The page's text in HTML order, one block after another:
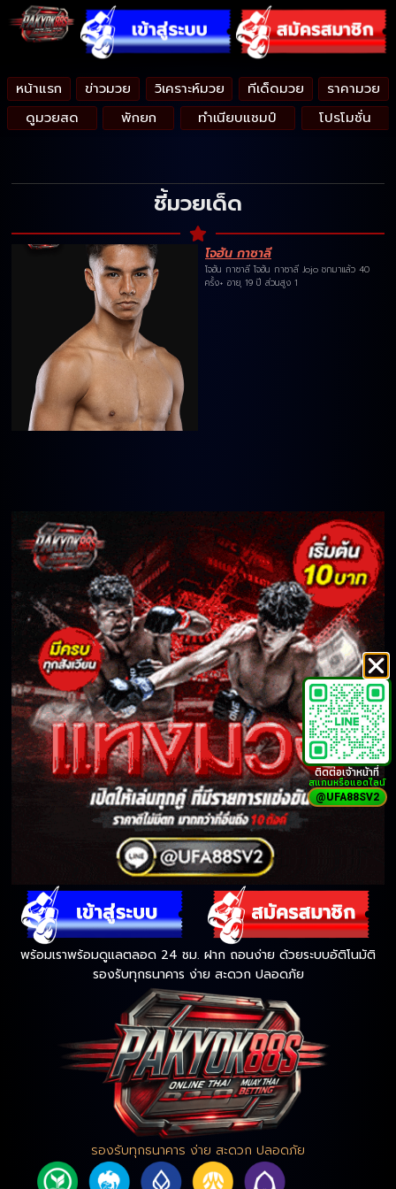
หน้าแรก ข่าวมวย วิเคราะห์มวย ทีเด็ดมวย
ราคามวย
ดูมวยสด
พักยก ทำเนียบแชมป์ โปรโมชั่น
ชี้มวยเด็ด
โจฮัน กาซาลี
โจฮัน กาซาลี โจฮัน กาซาลี Jojo ชกมาแล้ว 40
ครั้ง+ อายุ 19 ปี ส่วนสูง 1
พร้อมเราพร้อมดูแลตลอด 24 ชม. ฝาก ถอนง่าย ด้วยระบบอัติโนมัติ
รองรับทุกธนาคาร ง่าย สะดวก ปลอดภัย
รองรับทุกธนาคาร ง่าย สะดวก ปลอดภัย
ติดต่อเจ้าหน้าที่
สแกนหรือแอดไลน์
@UFA88SV2